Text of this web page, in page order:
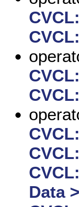
Data